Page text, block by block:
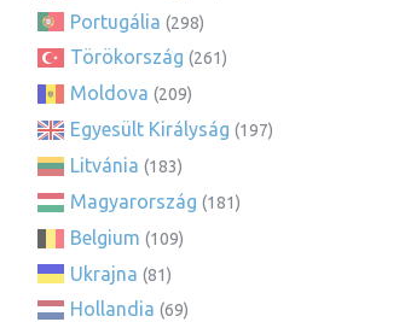
Portugália (298)
Törökország (261)
Moldova (209)
Egyesült Királyság (197)
Litvánia (183)
Magyarország (181)
Belgium (109)
Ukrajna (81)
Hollandia (69)